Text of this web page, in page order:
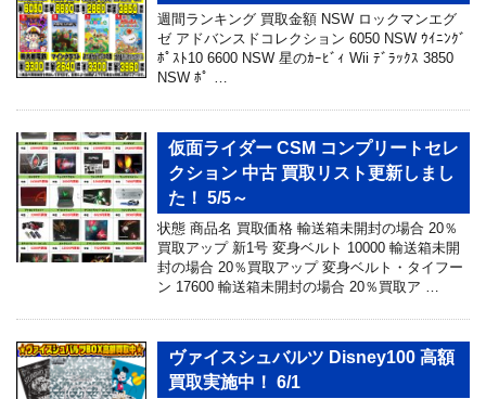
週間ランキング 買取金額 NSW ロックマンエグ
ゼ アドバンスドコレクション 6050 NSW ｳｲﾆﾝｸﾞ
ﾎﾟｽﾄ10 6600 NSW 星のｶｰﾋﾞｨ Wii ﾃﾞﾗｯｸｽ 3850
NSW ﾎﾟ …
仮面ライダー CSM コンプリートセレ
クション 中古 買取リスト更新しまし
た！ 5/5～
状態 商品名 買取価格 輸送箱未開封の場合 20％
買取アップ 新1号 変身ベルト 10000 輸送箱未開
封の場合 20％買取アップ 変身ベルト・タイフー
ン 17600 輸送箱未開封の場合 20％買取ア …
ヴァイスシュバルツ Disney100 高額
買取実施中！ 6/1